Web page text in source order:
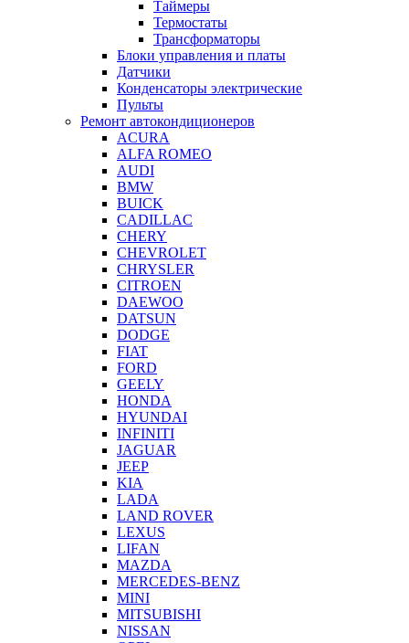
Таймеры
Термостаты
Трансформаторы
Блоки управления и платы
Датчики
Конденсаторы электрические
Пульты
Ремонт автокондиционеров
ACURA
ALFA ROMEO
AUDI
BMW
BUICK
CADILLAC
CHERY
CHEVROLET
CHRYSLER
CITROEN
DAEWOO
DATSUN
DODGE
FIAT
FORD
GEELY
HONDA
HYUNDAI
INFINITI
JAGUAR
JEEP
KIA
LADA
LAND ROVER
LEXUS
LIFAN
MAZDA
MERCEDES-BENZ
MINI
MITSUBISHI
NISSAN